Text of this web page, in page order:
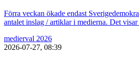
Förra veckan ökade endast
antalet inslag / artiklar i medierna. Det
medierval 2026
2026-07-27, 08:39